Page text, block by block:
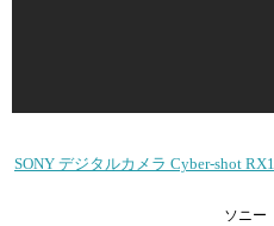
SONY デジタルカメラ Cyber-shot
ソニー